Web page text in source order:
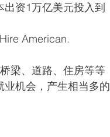
资1万亿美元投入到
American.
梁、道路、住房等等
机会，产生相当多的